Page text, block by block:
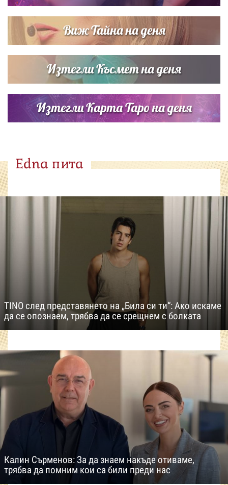
Виж Тайна на деня
Изтегли Късмет на деня
Изтегли Карта Таро на деня
Edna пита
TINO след представянето на „Била си ти“: Ако искаме
да се опознаем, трябва да се срещнем с болката
Калин Сърменов: За да знаем накъде отиваме,
трябва да помним кои са били преди нас